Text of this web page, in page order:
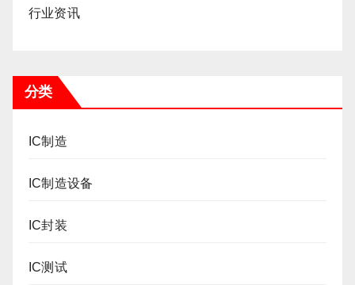
行业资讯
分类
IC制造
IC制造设备
IC封装
IC测试